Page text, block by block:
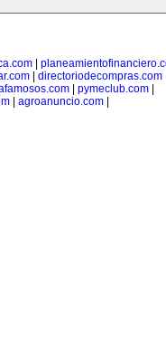
directoriodecompras.com
pymeclub.com
| agroanuncio.com|